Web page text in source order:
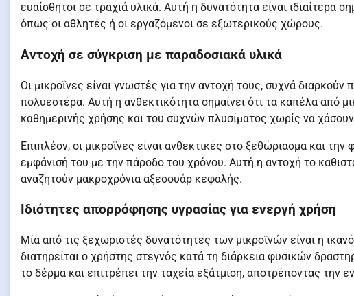
ευαίσθητοι σε τραχιά υλικά. Αυτή η δυνατότητα είναι
όπως οι αθλητές ή οι εργαζόμενοι σε εξωτερικούς χώρους.
Αντοχή σε σύγκριση με παραδοσιακά υλικά
Οι μικροΐνες είναι γνωστές για την αντοχή τους, συχνά
πολυεστέρα. Αυτή η ανθεκτικότητα σημαίνει ότι τα καπέλα από
καθημερινής χρήσης και του συχνών πλυσίματος χωρίς να
Επιπλέον, οι μικροΐνες είναι ανθεκτικές στο ξεθώριασμα και
εμφάνισή του με την πάροδο του χρόνου. Αυτή η αντοχή το
αναζητούν μακροχρόνια αξεσουάρ κεφαλής.
Ιδιότητες απορρόφησης υγρασίας για ενεργή χρήση
Μία από τις ξεχωριστές δυνατότητες των μικροϊνών είναι η
διατηρείται ο χρήστης στεγνός κατά τη διάρκεια φυσικών
το δέρμα και επιτρέπει την ταχεία εξάτμιση, αποτρέποντας την